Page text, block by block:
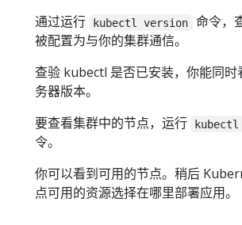
通过运行
kubectl version
命令，
被配置为与你的集群通信。
查验 kubectl 是否已安装，你能同时
务器版本。
要查看集群中的节点，运行
kubectl
令。
你可以看到可用的节点。稍后
点可用的资源选择在哪里部署应用。